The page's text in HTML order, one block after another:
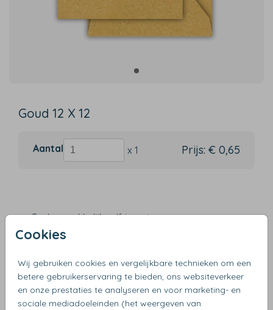
Cookies
Wij gebruiken cookies en vergelijkbare technieken om een
betere gebruikerservaring te bieden, ons websiteverkeer
en onze prestaties te analyseren en voor marketing- en
sociale mediadoeleinden (het weergeven van
Goud 12 X 12
Aantal x 1 Prijs: € 0,65
Snel en makkelijk zelf te ontwerpen
Verzending binnen 3 werkdagen